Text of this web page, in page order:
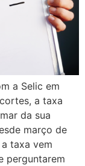
a Selic em
a taxa
da sua
março de
taxa vem
perguntarem